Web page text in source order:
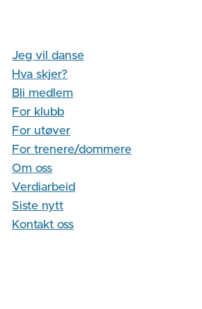
Jeg vil danse
Hva skjer?
Bli medlem
For klubb
For utøver
For trenere/dommere
Om oss
Verdiarbeid
Siste nytt
Kontakt oss